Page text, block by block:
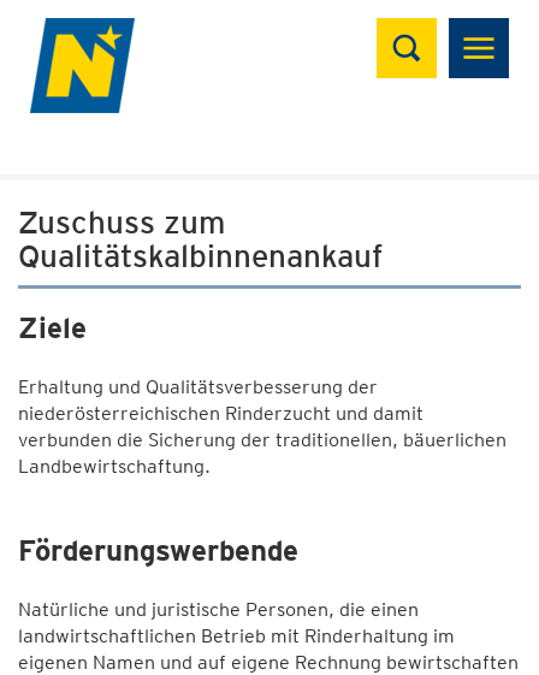
Suchen
Zuschuss zum
Qualitätskalbinnenankauf
Ziele
Erhaltung und Qualitätsverbesserung der
niederösterreichischen Rinderzucht und damit
verbunden die Sicherung der traditionellen, bäuerlichen
Landbewirtschaftung.
Förderungswerbende
Natürliche und juristische Personen, die einen
landwirtschaftlichen Betrieb mit Rinderhaltung im
eigenen Namen und auf eigene Rechnung bewirtschaften